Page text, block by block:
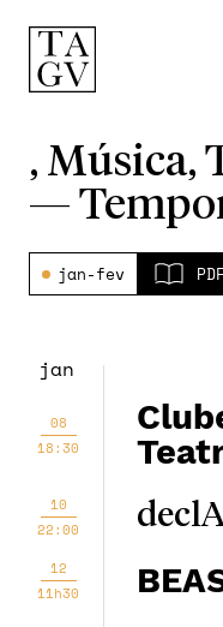
, Música,
—
jan-fev PDF
jan
08
18:30
10
22:00
12
11h30